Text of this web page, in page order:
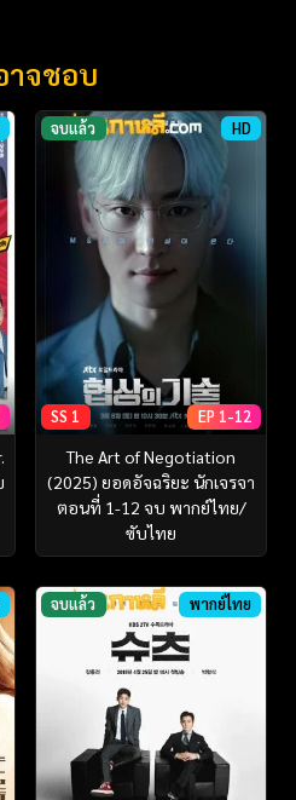
จชอบ
จบแล้ว HD
SS 1 EP 1-12
The Art of Negotiation
(2025) ยอดอัจฉริยะ นักเจรจา
ตอนที่ 1-12 จบ พากย์ไทย/
ซับไทย
จบแล้ว พากย์ไทย